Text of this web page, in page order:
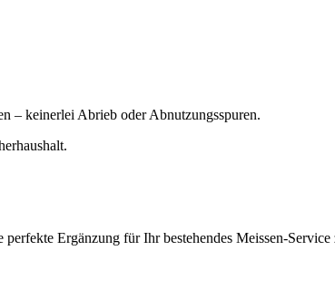
– keinerlei Abrieb oder Abnutzungsspuren.
Ergänzung für Ihr bestehendes Meissen-